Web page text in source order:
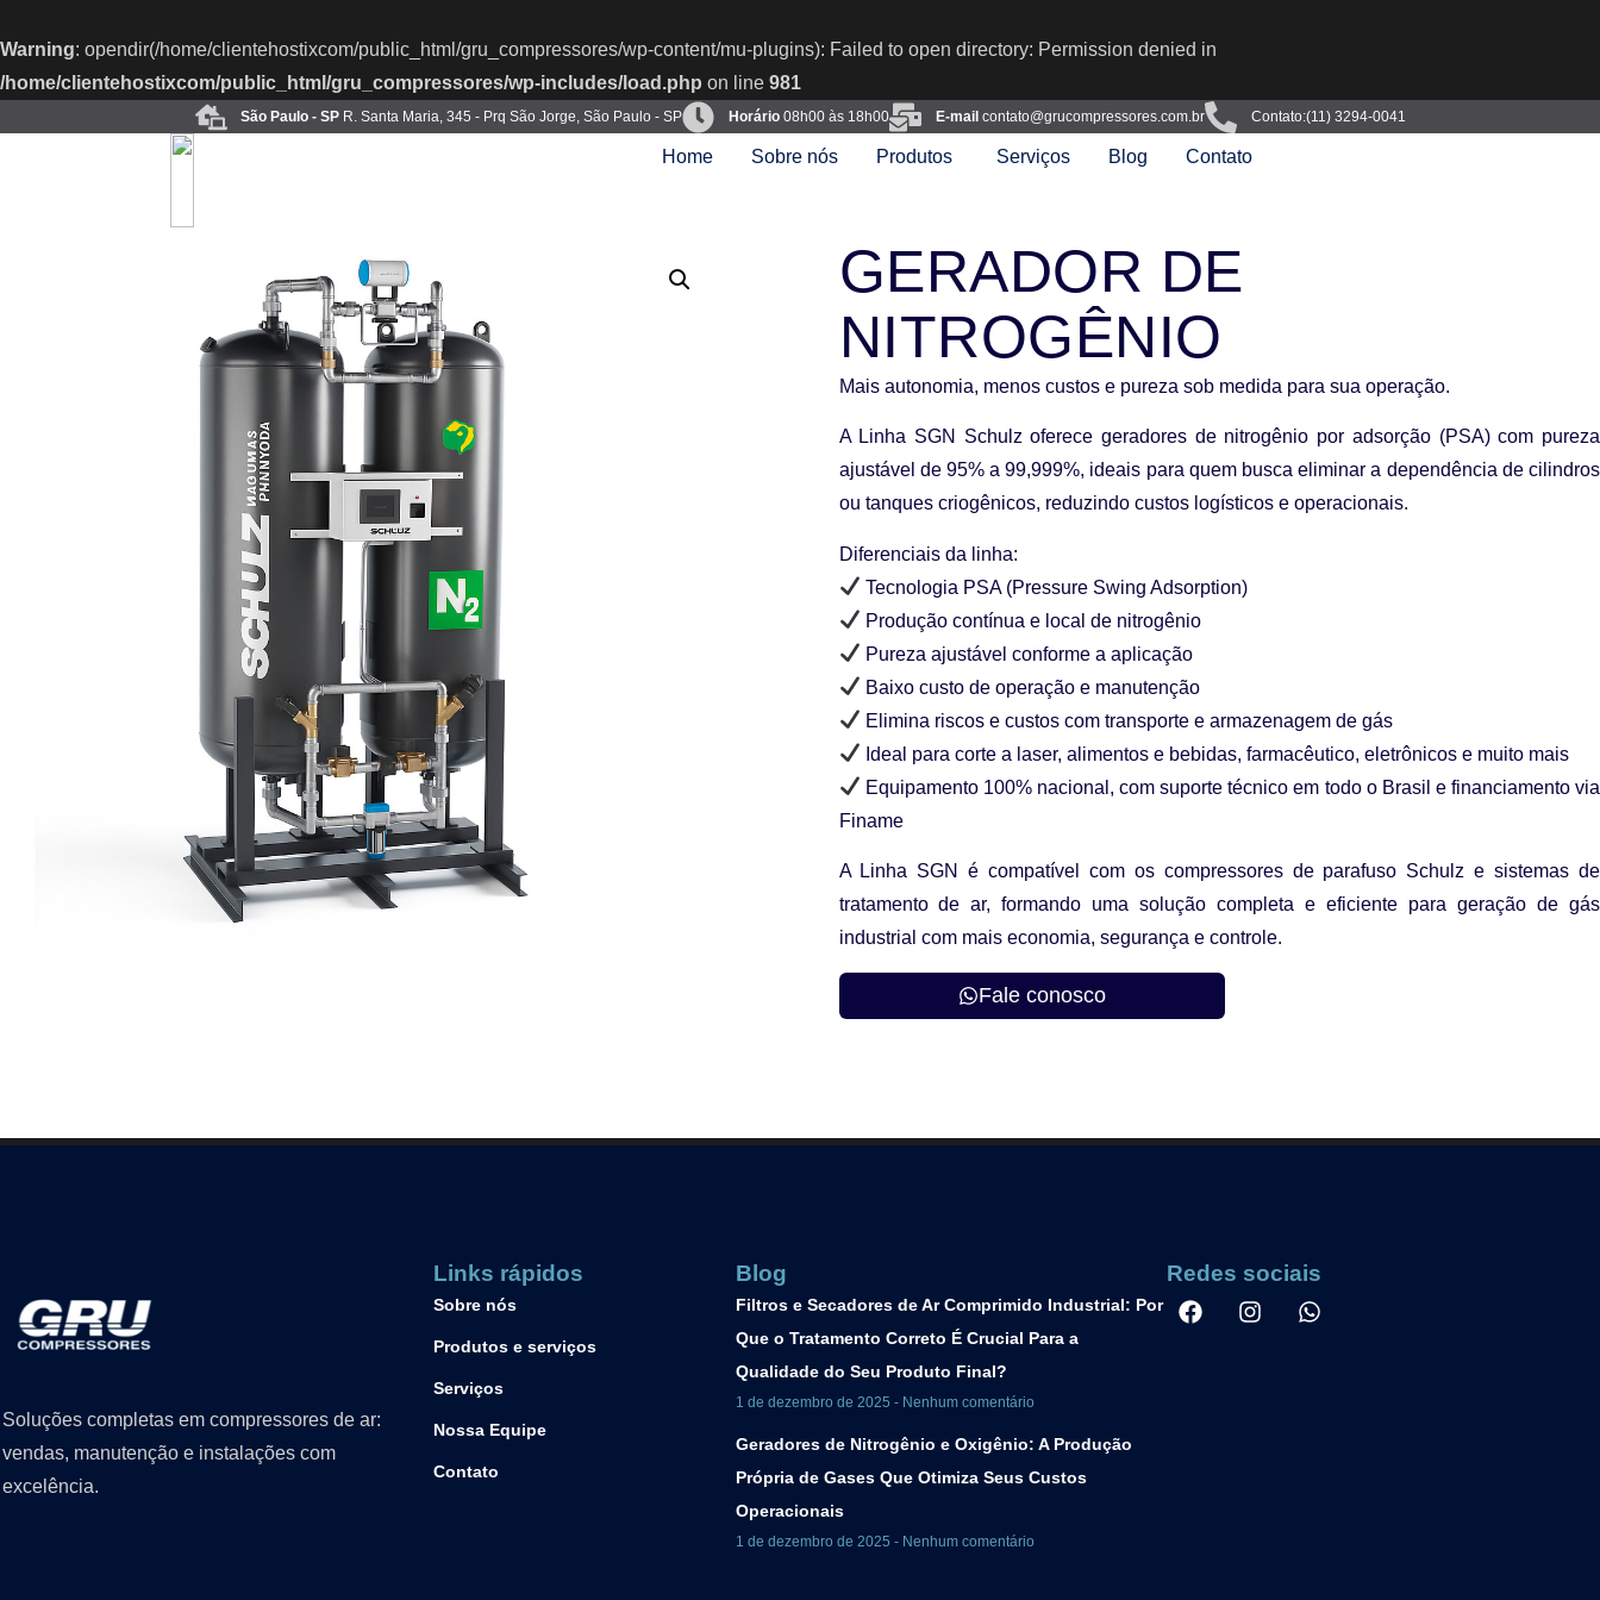
Warning: opendir(/home/clientehostixcom/public_html/gru_compressores/wp-content/mu-plugins): Failed to open directory: Permission denied in
/home/clientehostixcom/public_html/gru_compressores/wp-includes/load.php on line 981
São Paulo - SP R. Santa Maria, 345 - Prq São Jorge, São Paulo - SP Horário 08h00 às 18h00 E-mail contato@grucompressores.com.br Contato:(11) 3294-0041
Home Sobre nós Produtos Serviços Blog Contato
GERADOR DE
NITROGÊNIO
Mais autonomia, menos custos e pureza sob medida para sua operação.
A Linha SGN Schulz oferecegeradores de nitrogênio por adsorção (PSA)com pureza
ajustável de 95% a 99,999%, ideais para quem buscaeliminar a dependência de cilindros
ou tanques criogênicos, reduzindo custos logísticos e operacionais.
Diferenciais da linha:
Tecnologia PSA (Pressure Swing Adsorption)
Produção contínua e local de nitrogênio
Pureza ajustável conforme a aplicação
Baixo custo de operação e manutenção
Elimina riscos e custos com transporte e armazenagem de gás
Ideal para corte a laser, alimentos e bebidas, farmacêutico, eletrônicos e muito mais
Equipamento 100% nacional , com suporte técnico em todo o Brasil e financiamento via
Finame
A Linha SGN é compatível com os compressores de parafuso Schulz e sistemas de
tratamento de ar, formando umasolução completa e eficiente para geração de gás
industrial com mais economia, segurança e controle.
Fale conosco
Soluções completas em compressores de ar:
vendas, manutenção e instalações com
excelência.
Links rápidos
Sobre nós
Produtos e serviços
Serviços
Nossa Equipe
Contato
Blog
Filtros e Secadores de Ar Comprimido Industrial: Por
Que o Tratamento Correto É Crucial Para a
Qualidade do Seu Produto Final?
1 de dezembro de 2025 Nenhum comentário
Geradores de Nitrogênio e Oxigênio: A Produção
Própria de Gases Que Otimiza Seus Custos
Operacionais
1 de dezembro de 2025 Nenhum comentário
Redes sociais